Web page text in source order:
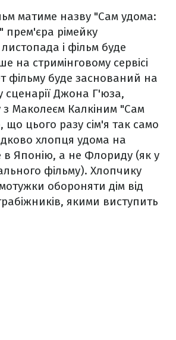
матиме назву "Сам удома:
прем'єра рімейку
листопада і фільм буде
на стримінговому сервісі
фільму буде заснований на
сценарії Джона Г'юза,
з Маколеєм Калкіним "Сам
що цього разу сім'я так само
хлопця удома на
в Японію, а не Флориду (як у
фільму). Хлопчику
обороняти дім від
якими виступить